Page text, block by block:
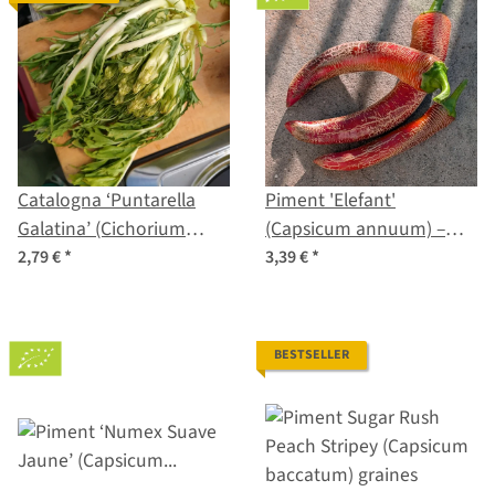
Catalogna ‘Puntarella
Galatina’ (Cichorium
intybus var. foliosum)
2,79 €*
Piment 'Elefant'
(Capsicum annuum) –
Graines biologiques
3,39 €*
BESTSELLER